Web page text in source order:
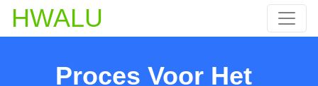
HWALU
Proces Voor Het